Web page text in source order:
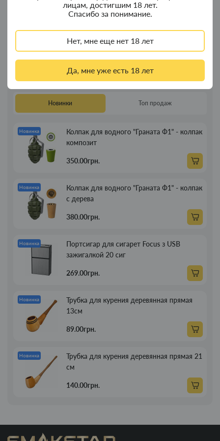
лицам, достигшим 18 лет.
Спасибо за понимание.
Нет, мне еще нет 18 лет
Да, мне уже есть 18 лет
Длина: 110 мм
Тип: ароматизированные конопляные бланты
KingPin Hemp Wraps Laid Back— отличный выбор для тех,
кто хочет добавить яркие тропические нотки и
экзотический аромат в процесс курения
Новинки Топ продаж
Новинка
Колпак для водного "Граната Ф1" - колпак
композит
350.00грн.
Новинка
Колпак для водного "Граната Ф1" - колпак
с дерева
380.00грн.
Новинка
Портсигар для сигарет Focus з USB
зажигалкой 20 сиг
269.00грн.
Новинка
Трубка для курения деревянная прямая
13см
89.00грн.
Новинка
Трубка для курения деревянная прямая 21
см
140.00грн.